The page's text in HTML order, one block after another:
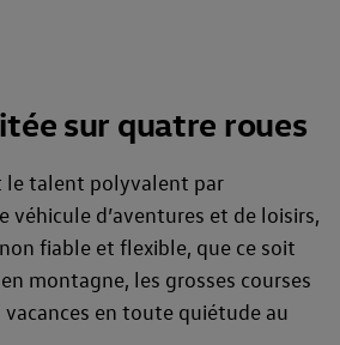
sur quatre roues
le talent polyvalent par
véhicule d’aventures et de loisirs,
fiable et flexible, que ce soit
montagne, les grosses courses
en toute quiétude au